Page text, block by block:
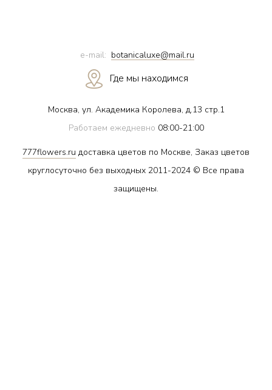
e-mail: botanicaluxe@mail.ru
Где мы находимся
Москва, ул. Академика Королева, д.13 стр.1
Работаем ежедневно 08:00-21:00
777flowers.ru доставка цветов по Москве, Заказ цветов
круглосуточно без выходных 2011-2024 © Все права
защищены.